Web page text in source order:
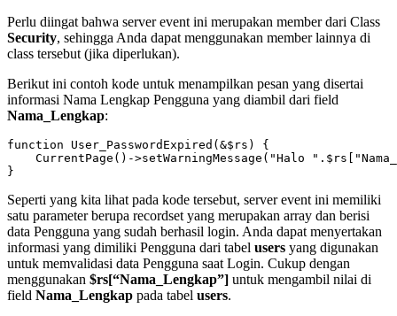
Perlu diingat bahwa server event ini merupakan member dari Class
Security, sehingga Anda dapat menggunakan member lainnya di
class tersebut (jika diperlukan).
Berikut ini contoh kode untuk menampilkan pesan yang disertai
informasi Nama Lengkap Pengguna yang diambil dari field
Nama_Lengkap:
function User_PasswordExpired(&$rs) {
CurrentPage()->setWarningMessage("Halo
Seperti yang kita lihat pada kode tersebut, server event ini memiliki
satu parameter berupa recordset yang merupakan array dan berisi
data Pengguna yang sudah berhasil login. Anda dapat menyertakan
informasi yang dimiliki Pengguna dari tabel users yang digunakan
untuk memvalidasi data Pengguna saat Login. Cukup dengan
menggunakan $rs[“Nama_Lengkap”] untuk mengambil nilai di
field Nama_Lengkap pada tabel users.